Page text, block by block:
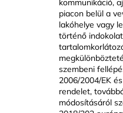
piacon belül a
lakóhelye vagy
történő
szembeni
2006/2004/EK
rendelet,
módosításáról